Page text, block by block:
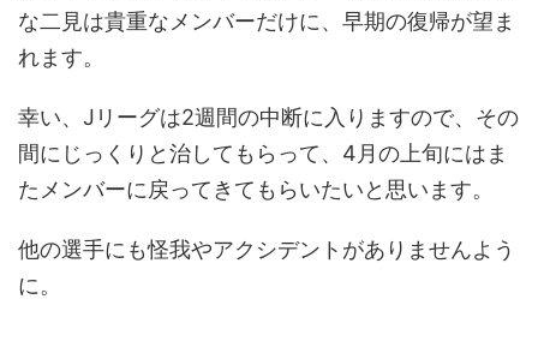
な二見は貴重なメンバーだけに、早期の復帰が望ま
れます。
幸い、Jリーグは2週間の中断に入りますので、その
間にじっくりと治してもらって、4月の上旬にはま
たメンバーに戻ってきてもらいたいと思います。
他の選手にも怪我やアクシデントがありませんよう
に。